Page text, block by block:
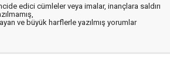
edici cümleler veya imalar, inançlara saldırı
ve büyük harflerle yazılmış yorumlar